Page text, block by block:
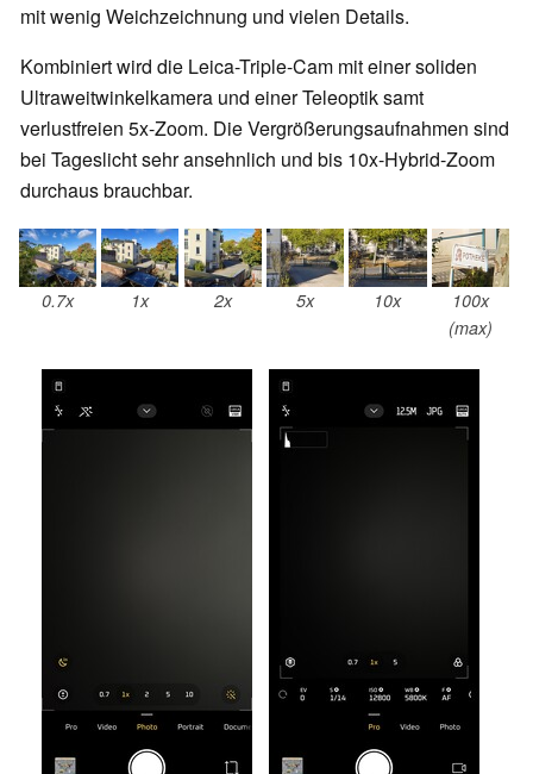
mit wenig Weichzeichnung und vielen Details.
Kombiniert wird die Leica-Triple-Cam mit einer soliden
Ultraweitwinkelkamera und einer Teleoptik samt
verlustfreien 5x-Zoom. Die Vergrößerungsaufnahmen sind
bei Tageslicht sehr ansehnlich und bis 10x-Hybrid-Zoom
durchaus brauchbar.
0.7x 1x 2x 5x 10x
100x
(max)